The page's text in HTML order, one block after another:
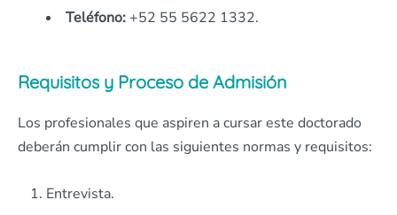
Teléfono: +52 55 5622 1332.
Requisitos y Proceso de Admisión
Los profesionales que aspiren a cursar este doctorado
deberán cumplir con las siguientes normas y requisitos:
Entrevista.